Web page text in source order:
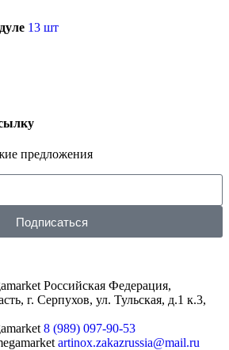
13 шт
предложения
Подписаться
Российская Федерация,
г. Серпухов, ул. Тульская, д.1 к.3,
8 (989) 097-90-53
artinox.zakazrussia@mail.ru